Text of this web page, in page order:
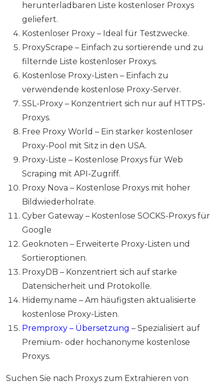
herunterladbaren Liste kostenloser Proxys
geliefert.
Kostenloser Proxy – Ideal für Testzwecke.
ProxyScrape – Einfach zu sortierende und zu
filternde Liste kostenloser Proxys.
Kostenlose Proxy-Listen – Einfach zu
verwendende kostenlose Proxy-Server.
SSL-Proxy – Konzentriert sich nur auf HTTPS-
Proxys.
Free Proxy World – Ein starker kostenloser
Proxy-Pool mit Sitz in den USA.
Proxy-Liste – Kostenlose Proxys für Web
Scraping mit API-Zugriff.
Proxy Nova – Kostenlose Proxys mit hoher
Bildwiederholrate.
Cyber ​​Gateway – Kostenlose SOCKS-Proxys für
Google
Geoknoten – Erweiterte Proxy-Listen und
Sortieroptionen.
ProxyDB – Konzentriert sich auf starke
Datensicherheit und Protokolle.
Hidemy.name – Am häufigsten aktualisierte
kostenlose Proxy-Listen.
Premproxy – Übersetzung – Spezialisiert auf
Premium- oder hochanonyme kostenlose
Proxys.
Suchen Sie nach Proxys zum Extrahieren von